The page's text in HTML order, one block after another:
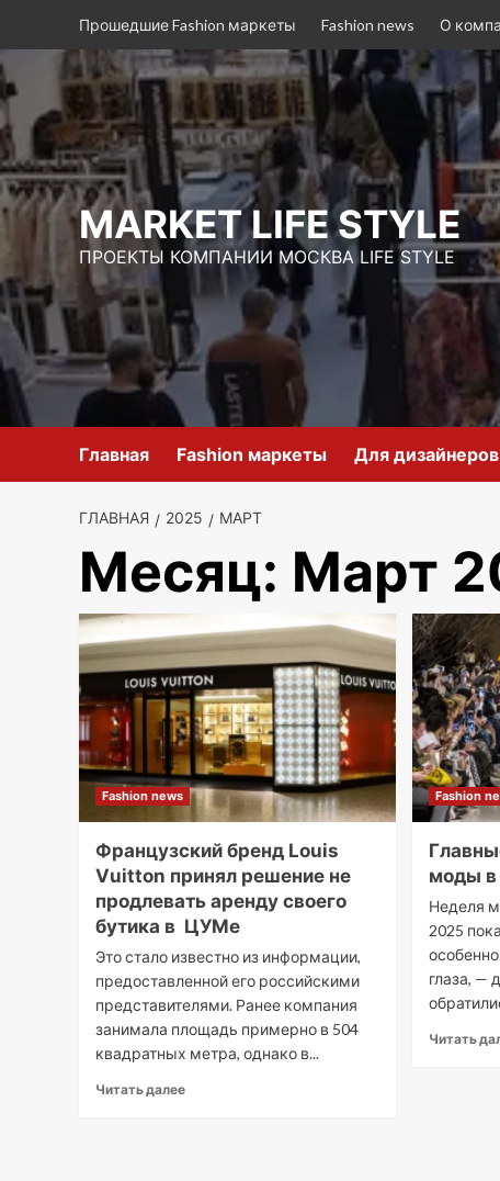
содержимому
Прошедшие Fashion маркеты Fashion news О
MARKET LIFE STYLE
ПРОЕКТЫ КОМПАНИИ МОСКВА LIFE STYLE
Главная Fashion маркеты Для дизайнеров
ГЛАВНАЯ 2025 МАРТ
Месяц: Март
Fashion news
Французский бренд Louis
Vuitton принял решение не
продлевать аренду своего
бутика в ЦУМе
Это стало известно из информации,
предоставленной его российскими
представителями. Ранее компания
занимала площадь примерно в 504
квадратных метра, однако в...
Читать далее
Fashion
моды
Неделя
2025
глаза, —
Читать